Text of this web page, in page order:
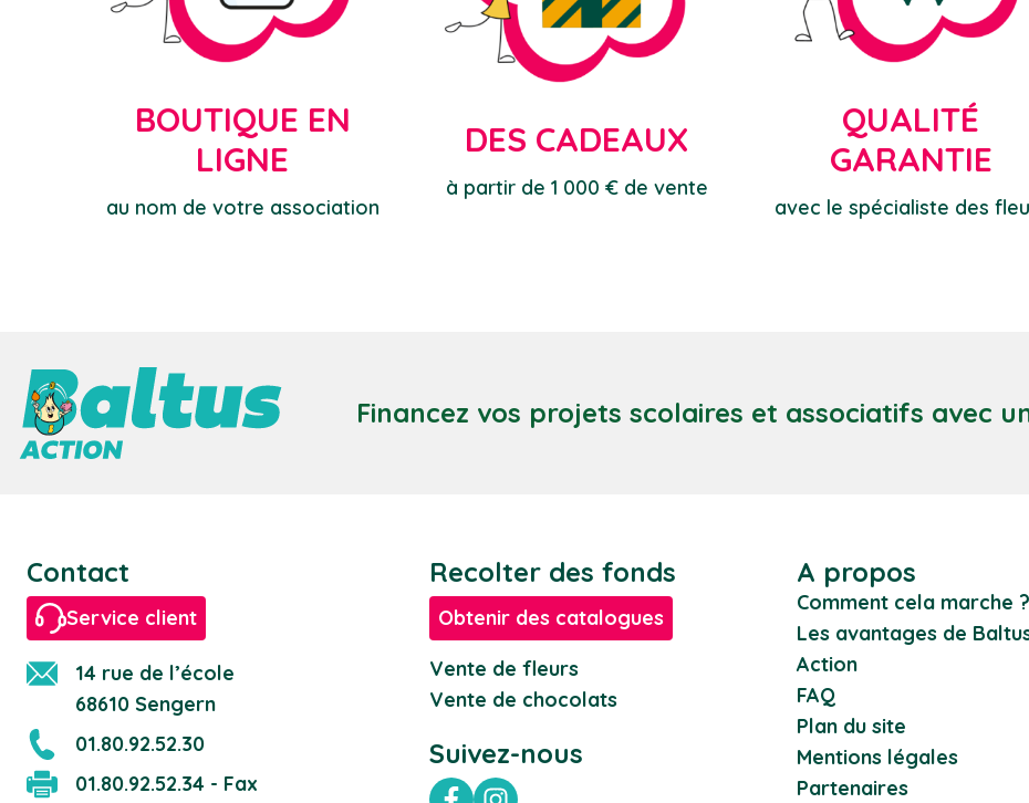
BOUTIQUE EN
LIGNE
au nom de votre association
DES CADEAUX
à partir de 1 000 € de vente
QUALITÉ
GARANTIE
avec le spécialiste des
Financez vos projets scolaires et associatifs avec
Contact
Service client
14 rue de l’école
68610 Sengern
01.80.92.52.30
01.80.92.52.34 - Fax
Recolter des fonds
Obtenir des catalogues
Vente de fleurs
Vente de chocolats
Suivez-nous
A propos
Comment cela marche ?
Les avantages de
Action
FAQ
Plan du site
Mentions légales
Partenaires